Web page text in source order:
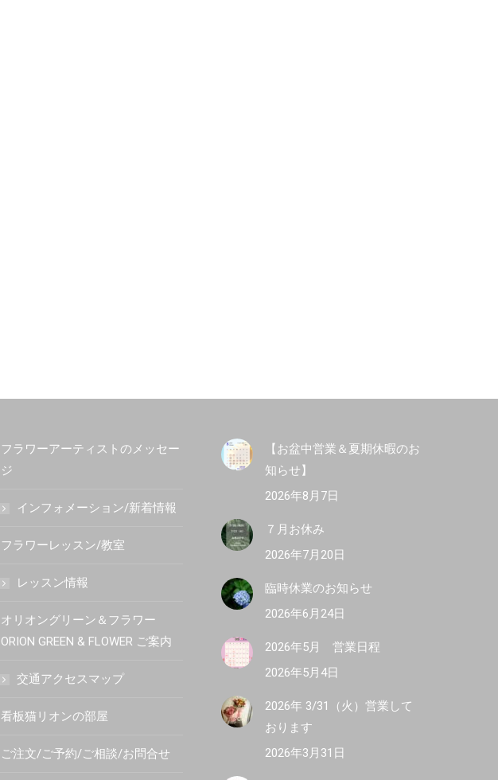
フラワーアーティストのメッセー
ジ
インフォメーション/新着情報
フラワーレッスン/教室
レッスン情報
オリオングリーン＆フラワー
ORION GREEN & FLOWER ご案内
交通アクセスマップ
看板猫リオンの部屋
ご注文/ご予約/ご相談/お問合せ
【お盆中営業＆夏期休暇のお
知らせ】
2026年8月7日
７月お休み
2026年7月20日
臨時休業のお知らせ
2026年6月24日
2026年5月 営業日程
2026年5月4日
2026年 3/31（火）営業して
おります
2026年3月31日